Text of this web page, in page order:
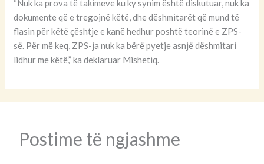
“Nuk ka prova të takimeve ku ky synim është diskutuar, nuk ka
dokumente që e tregojnë këtë, dhe dëshmitarët që mund të
flasin për këtë çështje e kanë hedhur poshtë teorinë e ZPS-
së. Për më keq, ZPS-ja nuk ka bërë pyetje asnjë dëshmitari
lidhur me këtë,” ka deklaruar Mishetiq.
Postime të ngjashme